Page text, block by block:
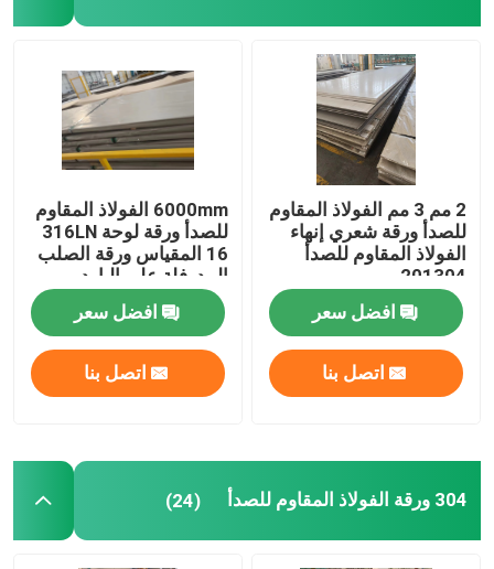
لفائف الفولاذ المقاوم للصدأ
أنبوب دائري من الفولاذ المقاوم للصدأ
أنبوب مربع من الفولاذ المقاوم للصدأ
شريط دائري من الفولاذ المقاوم للصدأ
صفيحة من الصلب الكربوني
لفائف الصلب الكربوني
أنبوب من الصلب الكاربوني
2 مم 3 مم الفولاذ المقاوم
للصدأ ورقة شعري إنهاء
الفولاذ المقاوم للصدأ
201304
افضل سعر
اتصل بنا
6000mm الفولاذ المقاوم
للصدأ ورقة لوحة 316LN
16 المقياس ورقة الصلب
المدرفلة على البارد
افضل سعر
اتصل بنا
304 ورقة الفولاذ المقاوم للصدأ (24)